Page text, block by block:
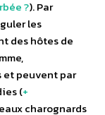
?). Par
les
des hôtes de
et peuvent par
(+
charognards